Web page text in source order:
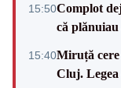
15:50Complot
că
15:40Miruță cere
Cluj.